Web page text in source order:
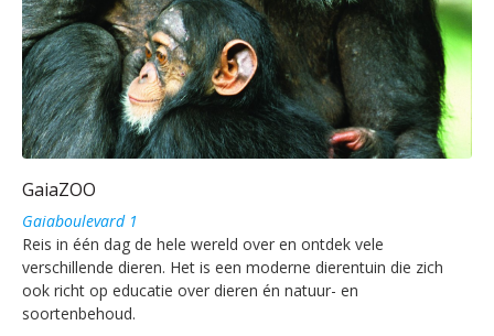
GaiaZOO
Gaiaboulevard 1
Reis in één dag de hele wereld over en ontdek vele
verschillende dieren. Het is een moderne dierentuin die zich
ook richt op educatie over dieren én natuur- en
soortenbehoud.